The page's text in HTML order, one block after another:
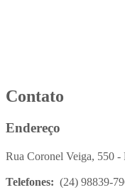
Contato
Endereço
Rua Coronel Veiga, 550 -
Telefones: (24) 98839-